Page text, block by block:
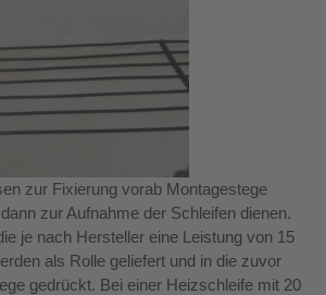
zur Fixierung vorab Montagestege
zur Aufnahme der Schleifen dienen.
je nach Hersteller eine Leistung von 15
als Rolle geliefert und in die zuvor
gedrückt. Bei einer Heizschleife mit 20